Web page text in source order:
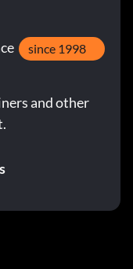
since 1998
and other